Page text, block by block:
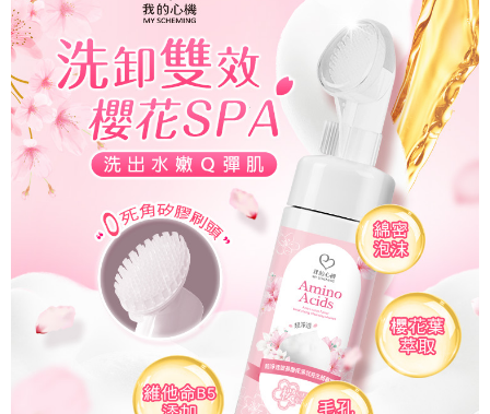
是否繳費成功／繳費後需取消欲退款等相關疑問，請聯繫「AFTEE先享後付
客戶支援中心」
https://netprotections.freshdesk.com/support/home
【注意事項】
１．透過由恩沛科技股份有限公司提供之「AFTEE先享後付」服務完成之交
易，需依本服務之必要範圍內提供個人資料，並將交易相關給付款項請求債
權轉讓予恩沛科技股份有限公司。
２．關於個人資料處理事宜，請瀏覽以下網址：
https://aftee.tw/terms/#terms3
３．未成年的使用者請事先徵得法定代理人或監護人之同意方可使用
「AFTEE先享後付」，若未經同意申辦者引起之損失，本公司不負相關責
４．使用「AFTEE先享後付」時，將依據個別帳號之用戶狀況，依本公司即
時審查核予不同之上限額度；若仍有額度不足之情形，本公司將視審查結果
請求用戶進行身份認證。
５．嚴禁一人註冊多個帳號或使用他人資訊註冊。若發現惡意使用之情形，
恩沛科技股份有限公司將有權停止該用戶之使用額度並採取法律行動。